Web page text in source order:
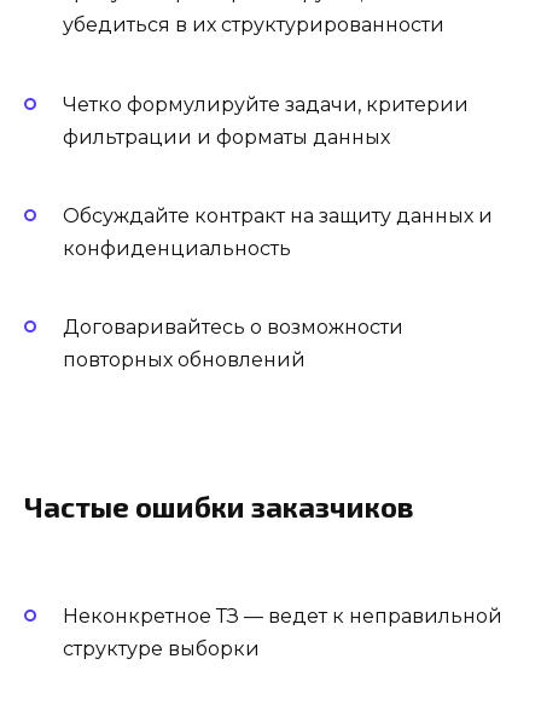
убедиться в их структурированности
Четко формулируйте задачи, критерии
фильтрации и форматы данных
Обсуждайте контракт на защиту данных и
конфиденциальность
Договаривайтесь о возможности
повторных обновлений
Частые ошибки заказчиков
Неконкретное ТЗ — ведет к неправильной
структуре выборки